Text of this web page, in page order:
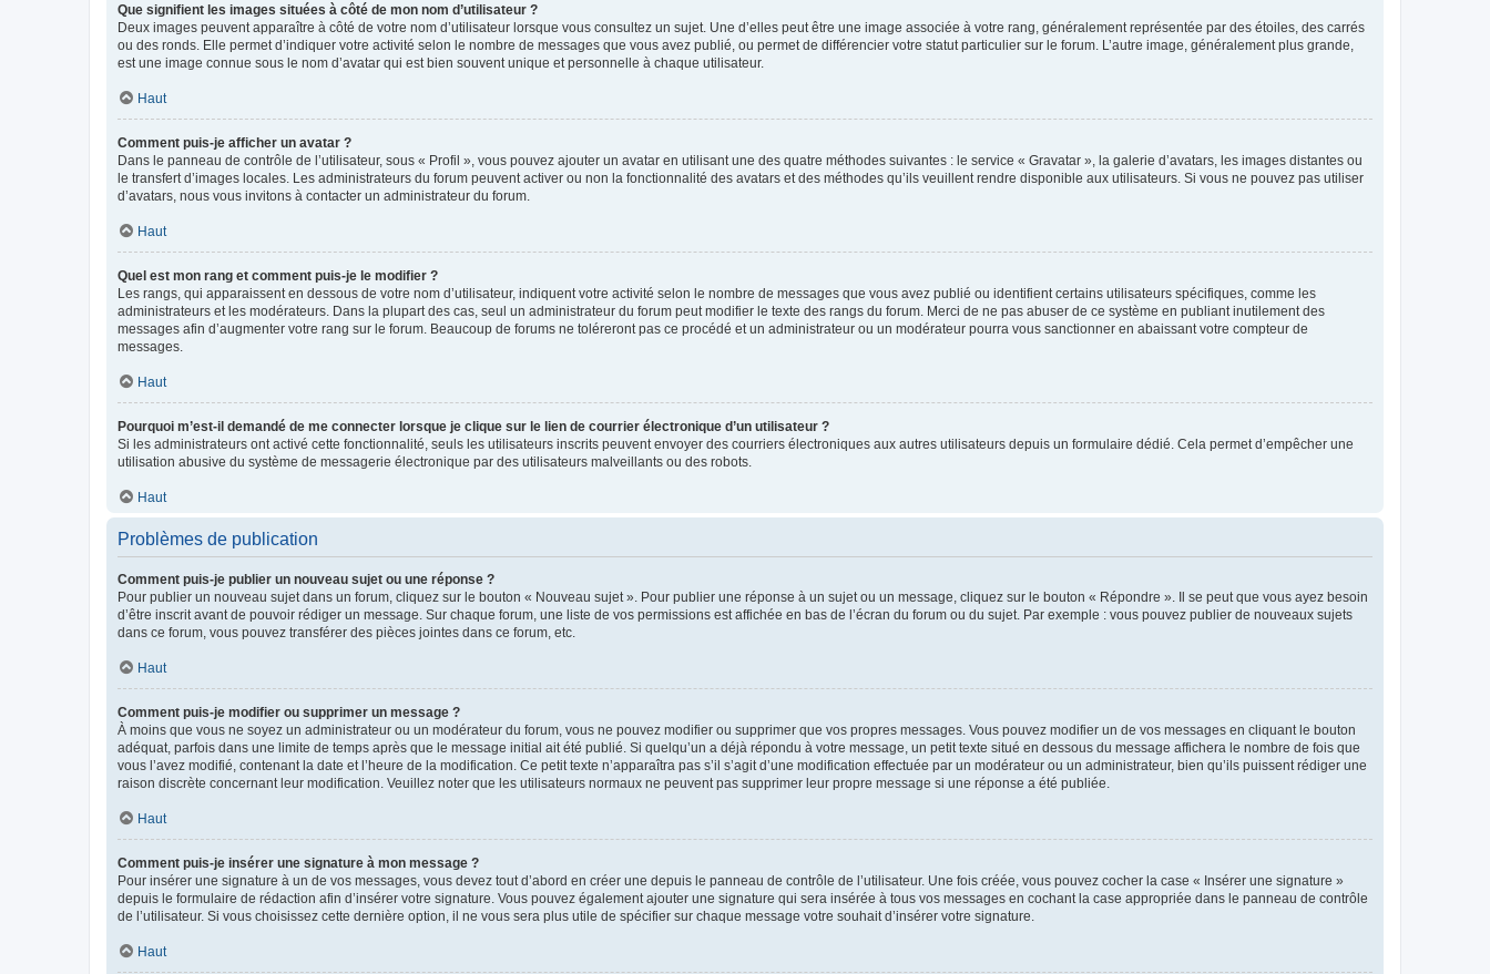
Que signifient les images situées à côté de mon nom d’utilisateur ?
Deux images peuvent apparaître à côté de votre nom d’utilisateur lorsque vous consultez un sujet. Une d’elles peut être une image associée à votre rang, généralement représentée par des étoiles, des carrés
ou des ronds. Elle permet d’indiquer votre activité selon le nombre de messages que vous avez publié, ou permet de différencier votre statut particulier sur le forum. L’autre image, généralement plus grande,
est une image connue sous le nom d’avatar qui est bien souvent unique et personnelle à chaque utilisateur.
Haut
Comment puis-je afficher un avatar ?
Dans le panneau de contrôle de l’utilisateur, sous « Profil », vous pouvez ajouter un avatar en utilisant une des quatre méthodes suivantes : le service « Gravatar », la galerie d’avatars, les images distantes ou
le transfert d’images locales. Les administrateurs du forum peuvent activer ou non la fonctionnalité des avatars et des méthodes qu’ils veuillent rendre disponible aux utilisateurs. Si vous ne pouvez pas utiliser
d’avatars, nous vous invitons à contacter un administrateur du forum.
Haut
Quel est mon rang et comment puis-je le modifier ?
Les rangs, qui apparaissent en dessous de votre nom d’utilisateur, indiquent votre activité selon le nombre de messages que vous avez publié ou identifient certains utilisateurs spécifiques, comme les
administrateurs et les modérateurs. Dans la plupart des cas, seul un administrateur du forum peut modifier le texte des rangs du forum. Merci de ne pas abuser de ce système en publiant inutilement des
messages afin d’augmenter votre rang sur le forum. Beaucoup de forums ne toléreront pas ce procédé et un administrateur ou un modérateur pourra vous sanctionner en abaissant votre compteur de
messages.
Haut
Pourquoi m’est-il demandé de me connecter lorsque je clique sur le lien de courrier électronique d’un utilisateur ?
Si les administrateurs ont activé cette fonctionnalité, seuls les utilisateurs inscrits peuvent envoyer des courriers électroniques aux autres utilisateurs depuis un formulaire dédié. Cela permet d’empêcher une
utilisation abusive du système de messagerie électronique par des utilisateurs malveillants ou des robots.
Haut
Problèmes de publication
Comment puis-je publier un nouveau sujet ou une réponse ?
Pour publier un nouveau sujet dans un forum, cliquez sur le bouton « Nouveau sujet ». Pour publier une réponse à un sujet ou un message, cliquez sur le bouton « Répondre ». Il se peut que vous ayez besoin
d’être inscrit avant de pouvoir rédiger un message. Sur chaque forum, une liste de vos permissions est affichée en bas de l’écran du forum ou du sujet. Par exemple : vous pouvez publier de nouveaux sujets
dans ce forum, vous pouvez transférer des pièces jointes dans ce forum, etc.
Haut
Comment puis-je modifier ou supprimer un message ?
À moins que vous ne soyez un administrateur ou un modérateur du forum, vous ne pouvez modifier ou supprimer que vos propres messages. Vous pouvez modifier un de vos messages en cliquant le bouton
adéquat, parfois dans une limite de temps après que le message initial ait été publié. Si quelqu’un a déjà répondu à votre message, un petit texte situé en dessous du message affichera le nombre de fois que
vous l’avez modifié, contenant la date et l’heure de la modification. Ce petit texte n’apparaîtra pas s’il s’agit d’une modification effectuée par un modérateur ou un administrateur, bien qu’ils puissent rédiger une
raison discrète concernant leur modification. Veuillez noter que les utilisateurs normaux ne peuvent pas supprimer leur propre message si une réponse a été publiée.
Haut
Comment puis-je insérer une signature à mon message ?
Pour insérer une signature à un de vos messages, vous devez tout d’abord en créer une depuis le panneau de contrôle de l’utilisateur. Une fois créée, vous pouvez cocher la case « Insérer une signature »
depuis le formulaire de rédaction afin d’insérer votre signature. Vous pouvez également ajouter une signature qui sera insérée à tous vos messages en cochant la case appropriée dans le panneau de contrôle
de l’utilisateur. Si vous choisissez cette dernière option, il ne vous sera plus utile de spécifier sur chaque message votre souhait d’insérer votre signature.
Haut